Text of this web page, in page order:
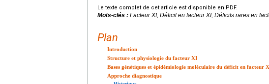
Le texte complet de cet article est disponible en PDF.
Mots-clés : Facteur XI, Déficit en facteur XI, Déficits rares en
Plan
Introduction
Structure et physiologie du facteur XI
Bases génétiques et épidémiologie moléculaire du déficit en facteur
Approche diagnostique